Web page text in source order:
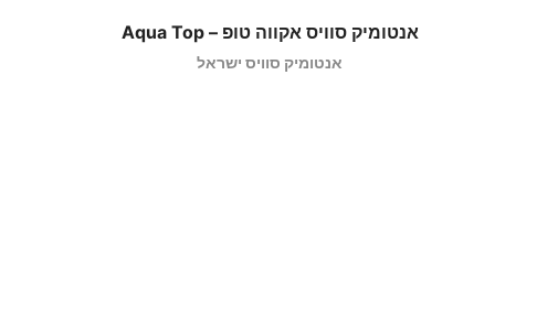
אנטומיק סוויס אקווה טופ – Aqua Top
אנטומיק סוויס ישראל